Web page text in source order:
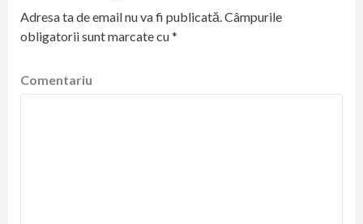
Adresa ta de email nu va fi publicată.Câmpurile
obligatorii sunt marcate cu*
Comentariu